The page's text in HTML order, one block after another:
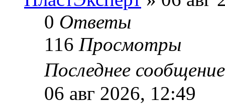
0 Ответы
116 Просмотры
Последнее
06 авг 2026, 12:49